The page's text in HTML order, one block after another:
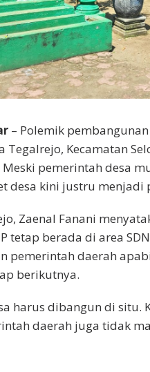
– Polemik
Tegalrejo, Kecamatan
Meski pemerintah desa
desa kini justru menjadi
Zaenal Fanani
tetap berada di area
pemerintah daerah
berikutnya.
harus dibangun di situ.
daerah juga tidak